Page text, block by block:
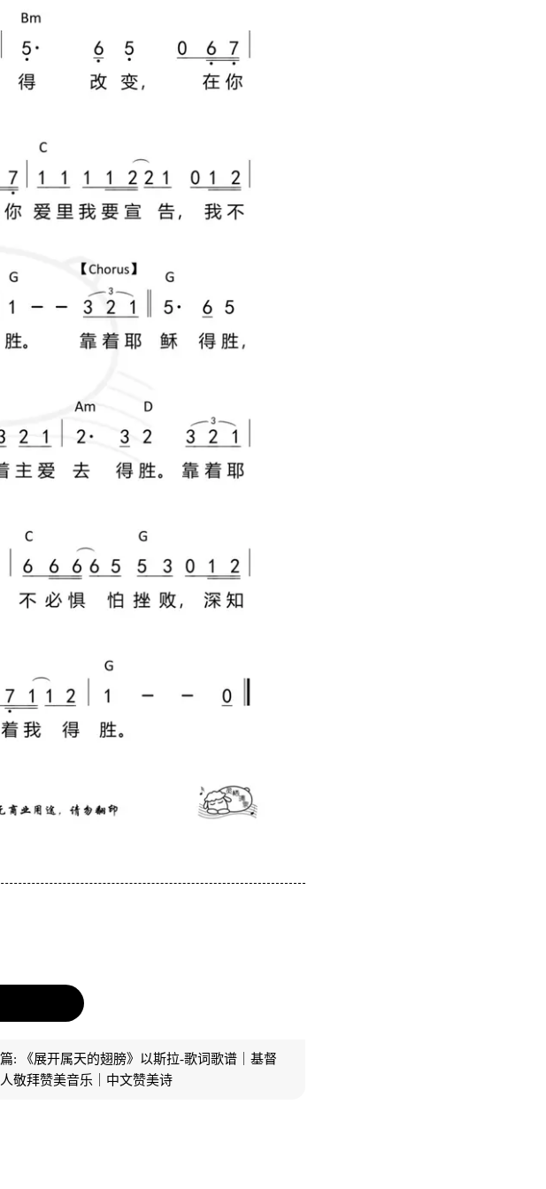
:
《展开属天的翅膀》以斯拉-歌词歌谱｜基督
敬拜赞美音乐｜中文赞美诗